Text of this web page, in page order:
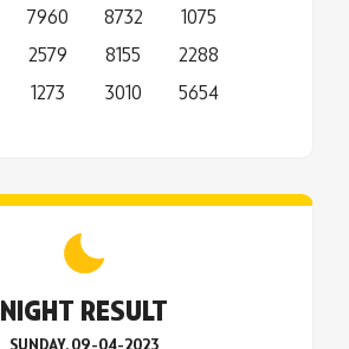
7960
2579
1273
8732
8155
3010
1075
2288
5654
NIGHT RESULT
SUNDAY, 09-04-2023